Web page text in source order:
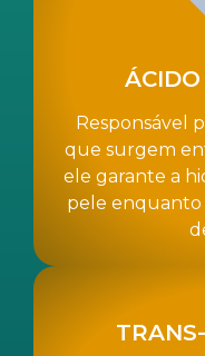
Responsável
que surgem
ele garante a
pele enquanto